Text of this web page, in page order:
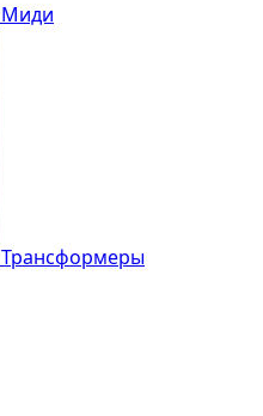
Миди
Трансформеры